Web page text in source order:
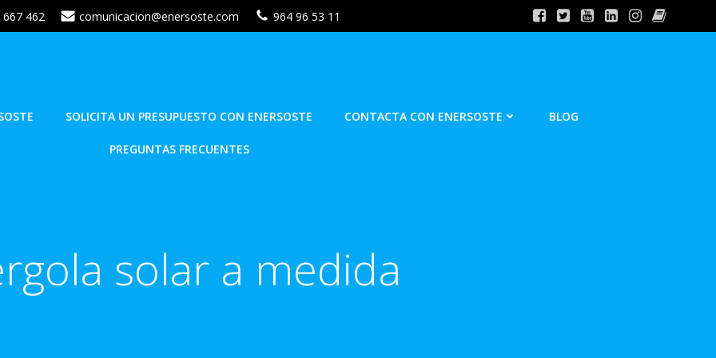
667 462 comunicacion@enersoste.com 964 96 53 11
SOLICITA UN PRESUPUESTO CON ENERSOSTE CONTACTA CON ENERSOSTE BLOG
PREGUNTAS FRECUENTES
solar a medida